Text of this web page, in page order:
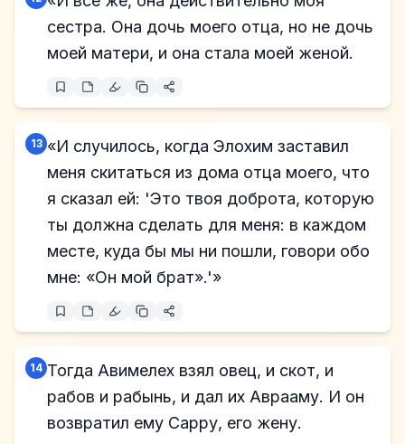
сестра. Она дочь моего отца, но не дочь
моей матери, и она стала моей женой.
13 «И случилось, когда Элохим заставил
меня скитаться из дома отца моего, что
я сказал ей: 'Это твоя доброта, которую
ты должна сделать для меня: в каждом
месте, куда бы мы ни пошли, говори обо
мне: «Он мой брат».'»
14 Тогда Авимелех взял овец, и скот, и
рабов и рабынь, и дал их Аврааму. И он
возвратил ему Сарру, его жену.